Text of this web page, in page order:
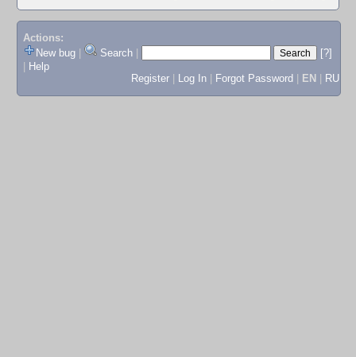
Actions:
New bug
Search
[?]
Help
Register
Log In Forgot Password EN RU